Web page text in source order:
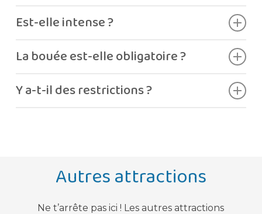
Est-elle intense ?
La bouée est-elle obligatoire ?
Y a-t-il des restrictions ?
Autres attractions
Ne t’arrête pas ici ! Les autres attractions